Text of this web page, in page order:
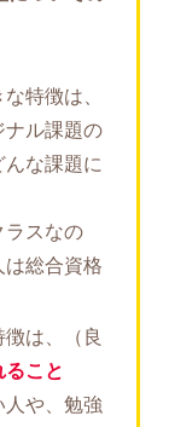
特徴は、
ナル課題の
な課題に
スなの
は総合資格
は、（良
こと
や、勉強